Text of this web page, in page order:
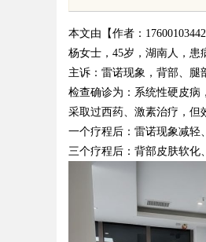
uz
本文由【作者：
杨女士，45岁，湖南人，患
主诉：雷诺现象，背部、腿
检查确诊为：系统性硬皮病
采取过西药、激素治疗，但
一个疗程后：雷诺现象减轻
三个疗程后：背部皮肤软化